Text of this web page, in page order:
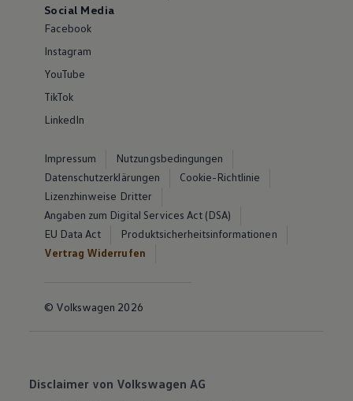
Social Media
Facebook
Instagram
YouTube
TikTok
LinkedIn
Impressum
Nutzungsbedingungen
Datenschutzerklärungen
Cookie-Richtlinie
Lizenzhinweise Dritter
Angaben zum Digital Services Act (DSA)
EU Data Act
Produktsicherheitsinformationen
Vertrag Widerrufen
© Volkswagen 2026
Disclaimer von Volkswagen AG